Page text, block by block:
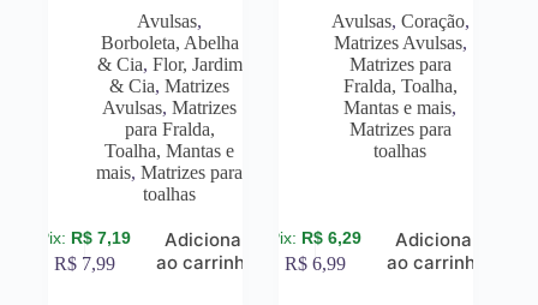
Avulsas,
Borboleta, Abelha
& Cia, Flor, Jardim
& Cia,Matrizes
Avulsas,Matrizes
para Fralda,
Toalha, Mantas e
mais,Matrizes para
toalhas
R$ 7,19
R$ 7,99
Adicionar
ao carrinho
Avulsas, Coração,
Matrizes Avulsas,
Matrizes para
Fralda, Toalha,
Mantas e mais,
Matrizes para
toalhas
R$ 6,29
R$ 6,99
Adicionar
ao carrinho